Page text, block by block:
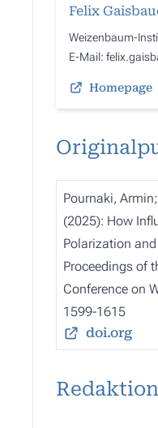
Felix
Weizenbaum-
E-Mail:
Homepage
Pournaki,
(2025): How
Polarization
Proceedings of
Conference on
1599-1615
doi.org